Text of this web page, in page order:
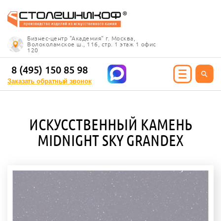
Бизнес-центр "Академия" г. Москва,
Волоколамское ш., 116, стр. 1 этаж 1 офис
120
8 (495) 150 85 98
Заказать обратный звонок
Info@stoleshnikof.ru
8 (495) 150 85 98
Заказать обратный
для кухни
столешницы
под дерево
под мрамор
ИСКУССТВЕННЫЙ КАМЕНЬ
MIDNIGHT SKY GRANDEX